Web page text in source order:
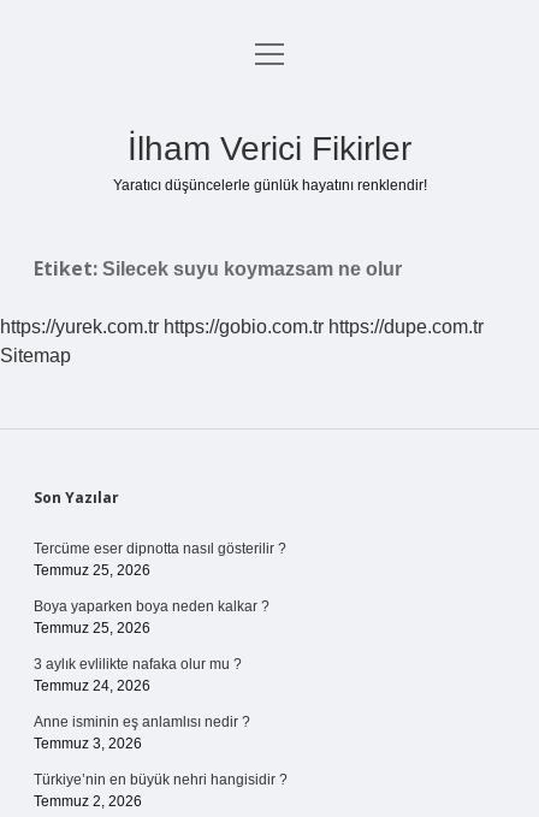
Anasayfa
menüyü
İlham Verici Fikirler
Yaratıcı düşüncelerle günlük hayatını renklendir!
Etiket: Silecek suyu koymazsam ne olur
https://yurek.com.tr https://gobio.com.tr https://dupe.com.tr
Sitemap
Sidebar
Son Yazılar
Tercüme eser dipnotta nasıl gösterilir ?
Temmuz 25, 2026
Boya yaparken boya neden kalkar ?
Temmuz 25, 2026
3 aylık evlilikte nafaka olur mu ?
Temmuz 24, 2026
Anne isminin eş anlamlısı nedir ?
Temmuz 3, 2026
Türkiye’nin en büyük nehri hangisidir ?
Temmuz 2, 2026